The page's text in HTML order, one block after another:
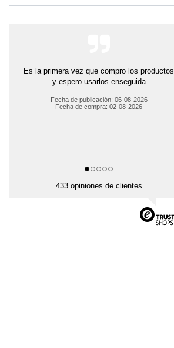
Es la primera vez que compro los productos
y espero usarlos enseguida
Fecha de publicación: 06-08-2026
Fecha de compra: 02-08-2026
433 opiniones de clientes